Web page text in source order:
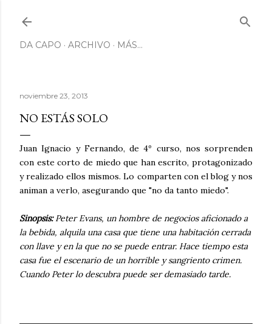
DA CAPO ARCHIVO MÁS…
noviembre 23, 2013
NO ESTÁS SOLO
Juan Ignacio y Fernando, de 4º curso, nos sorprenden
con este corto de miedo que han escrito, protagonizado
y realizado ellos mismos. Lo comparten con el blog y nos
animan a verlo, asegurando que "no da tanto miedo".
Sinopsis:Peter Evans, un hombre de negocios aficionado a
la bebida, alquila una casa que tiene una habitación cerrada
con llave y en la que no se puede entrar. Hace tiempo esta
casa fue el escenario de un horrible y sangriento crimen.
Cuando Peter lo descubra puede ser demasiado tarde.